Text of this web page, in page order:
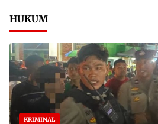
HUKUM
KRIMINAL